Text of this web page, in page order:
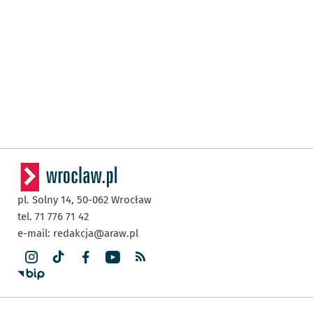
pl. Solny 14, 50-062 Wrocław
tel. 71 776 71 42
e-mail: redakcja@araw.pl